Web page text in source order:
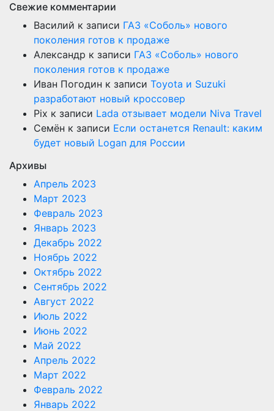
Свежие комментарии
Василий к записи ГАЗ «Соболь» нового
поколения готов к продаже
Александр к записи ГАЗ «Соболь» нового
поколения готов к продаже
Иван Погодин к записи Toyota и Suzuki
разработают новый кроссовер
Pix к записи Lada отзывает модели Niva Travel
Семён к записи Если останется Renault: каким
будет новый Logan для России
Архивы
Апрель 2023
Март 2023
Февраль 2023
Январь 2023
Декабрь 2022
Ноябрь 2022
Октябрь 2022
Сентябрь 2022
Август 2022
Июль 2022
Июнь 2022
Май 2022
Апрель 2022
Март 2022
Февраль 2022
Январь 2022